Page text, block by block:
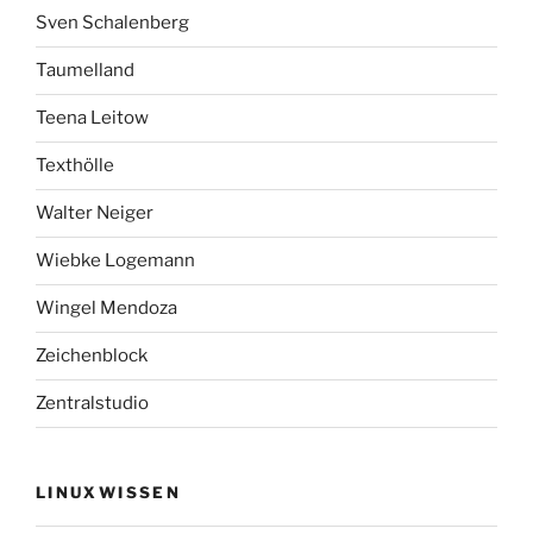
Sven Schalenberg
Taumelland
Teena Leitow
Texthölle
Walter Neiger
Wiebke Logemann
Wingel Mendoza
Zeichenblock
Zentralstudio
LINUXWISSEN